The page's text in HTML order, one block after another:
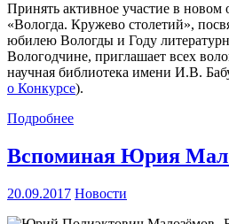
Принять активное участие в новом
«Вологда. Кружево столетий»,
юбилею Вологды и Году
Вологодчине, приглашает всех
научная библиотека имени И.В.
о Конкурсе).
Подробнее
Вспоминая Юрия
20.09.2017 Новости